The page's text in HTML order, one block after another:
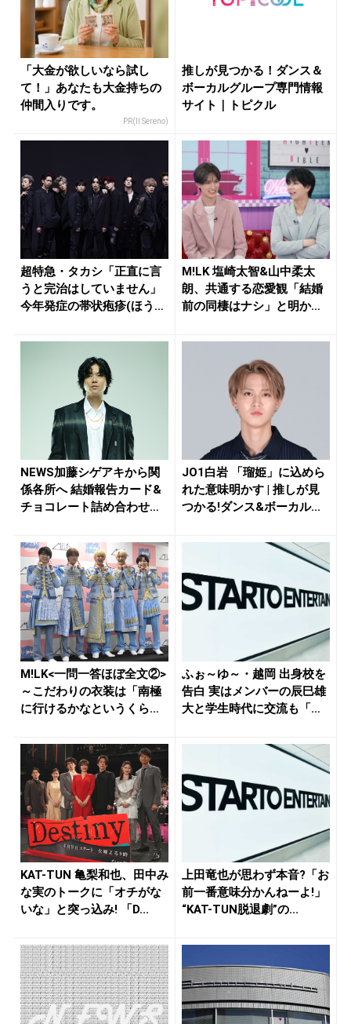
「大金が欲しいなら試し
て！」あなたも大金持ちの
仲間入りです。
PR(Il Sereno)
推しが見つかる！ダンス＆
ボーカルグループ専門情報
サイト｜トピクル
超特急・タカシ「正直に言
うと完治はしていません」
今年発症の帯状疱疹(ほうし
M!LK 塩崎太智&山中柔太
朗、共通する恋愛観「結婚
前の同棲はナシ」と明かす
NEWS加藤シゲアキから関
係各所へ 結婚報告カード&
チョコレート詰め合わせ、
JO1白岩 「瑠姫」に込めら
れた意味明かす | 推しが見
つかる!ダンス&ボーカル...
M!LK<一問一答ほぼ全文②>
～こだわりの衣装は「南極
に行けるかなというくらい
ふぉ～ゆ～・越岡 出身校を
告白 実はメンバーの辰巳雄
大と学生時代に交流も「初
KAT-TUN 亀梨和也、田中み
な実のトークに「オチがな
いな」と突っ込み! 「D...
上田竜也が思わず本音?「お
前一番意味分かんねーよ!」
“KAT-TUN脱退劇”の...